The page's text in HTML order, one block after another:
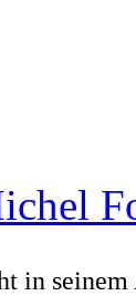
in seinem